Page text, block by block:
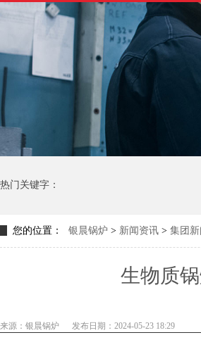
荷兰vs波兰世界杯
热门关键字：
您的位置： 银晨锅炉 > 新闻资讯 > 集团新
生物质
来源：银晨锅炉 发布日期：2024-05-23 18:29